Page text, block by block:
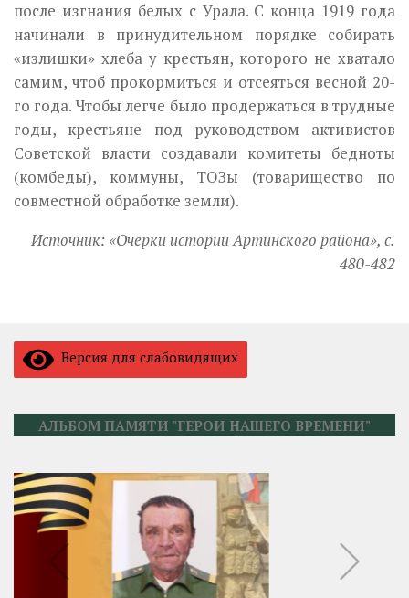
после изгнания белых с Урала. С конца 1919 года
начинали в принудительном порядке собирать
«излишки» хлеба у кре­стьян, которого не хватало
самим, чтоб прокормиться и отсеяться вес­ной 20-
го года. Чтобы легче было продержаться в трудные
годы, кресть­яне под руководством активистов
Советской власти создавали комите­ты бедноты
(комбеды), коммуны, ТОЗы (товарищество по
совместной обработке земли).
Источник: «Очерки истории Артинского района», с.
480-482
Версия для слабовидящих
АЛЬБОМ ПАМЯТИ "ГЕРОИ НАШЕГО ВРЕМЕНИ"